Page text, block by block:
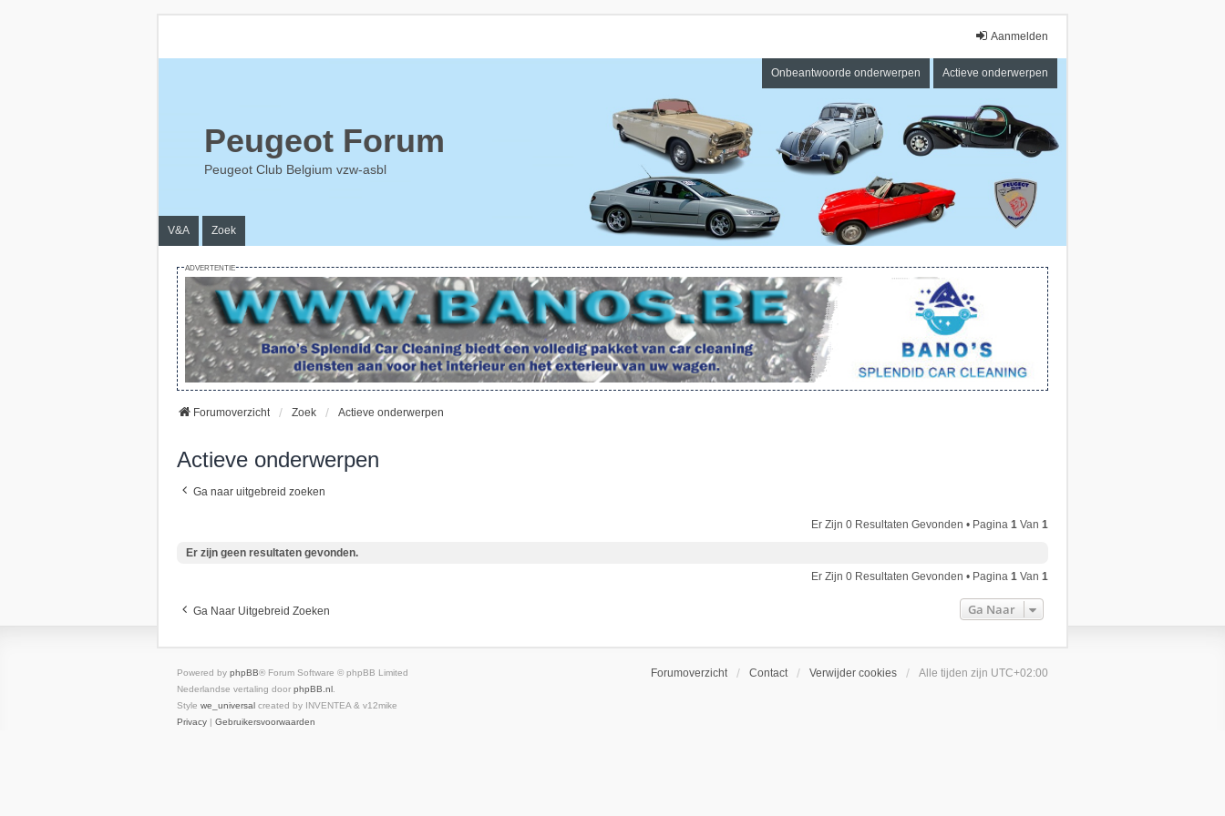
Aanmelden
Onbeantwoorde onderwerpen Actieve onderwerpen
Peugeot Forum
Peugeot Club Belgium vzw-asbl
V&A Zoek
ADVERTENTIE
Forumoverzicht Zoek Actieve onderwerpen
Actieve onderwerpen
Ga naar uitgebreid zoeken
Er Zijn 0 Resultaten Gevonden • Pagina 1 Van 1
Er zijn geen resultaten gevonden.
Er Zijn 0 Resultaten Gevonden • Pagina 1 Van 1
Ga Naar Uitgebreid Zoeken Ga Naar
Forumoverzicht Contact Verwijder cookies Alle tijden zijn UTC+02:00
Powered by phpBB® Forum Software © phpBB Limited
Nederlandse vertaling door phpBB.nl
Style we_universal created by INVENTEA & v12mike
Privacy | Gebruikersvoorwaarden